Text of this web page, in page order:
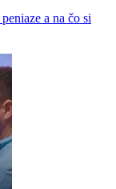
a na čo si